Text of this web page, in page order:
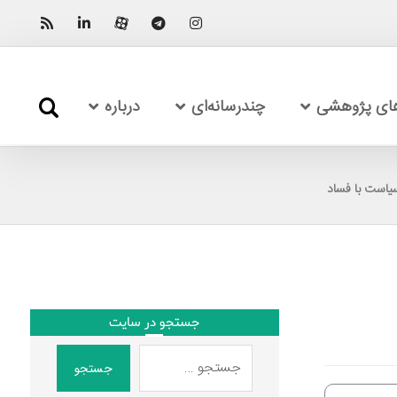
پژوهشی چندرسانه‌ای درباره
با فساد
جستجو در سایت
جستجو